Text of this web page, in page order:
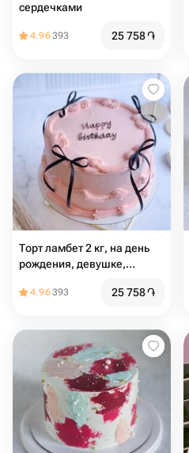
сердечками
4.96393 25 758֏
Торт ламбет 2 кг, на день
рождения, девушке,
4.96393 25 758֏